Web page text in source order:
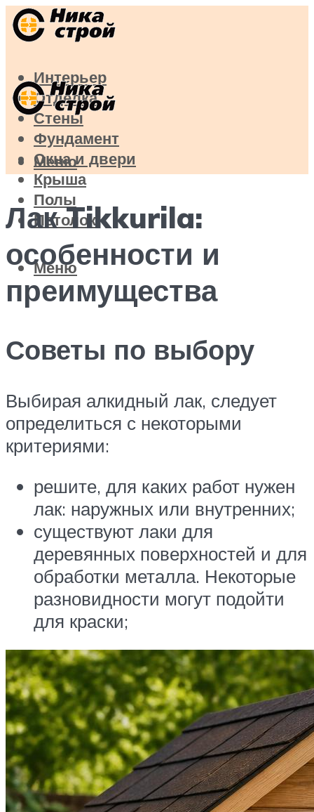
Интерьер
Отделка
Стены
Фундамент
Окна и двери
Крыша
Полы
Потолок
Меню
Меню
Лак Tikkurila:
особенности и
преимущества
Советы по выбору
Выбирая алкидный лак, следует
определиться с некоторыми
критериями:
решите, для каких работ нужен
лак: наружных или внутренних;
существуют лаки для
деревянных поверхностей и для
обработки металла. Некоторые
разновидности могут подойти
для краски;